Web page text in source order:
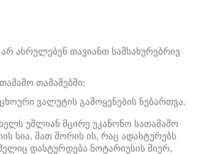
ასრულებენ თავიანთ სამსახურებრივ
თამაშებში;
ვალუტის გამოყენების ნებართვა.
უშლიან მცირე უკანონო სათამაშო
სია, მათ შორის ის, რაც ადასტურებს
დასტურდება ნოტარიუსის მიერ,